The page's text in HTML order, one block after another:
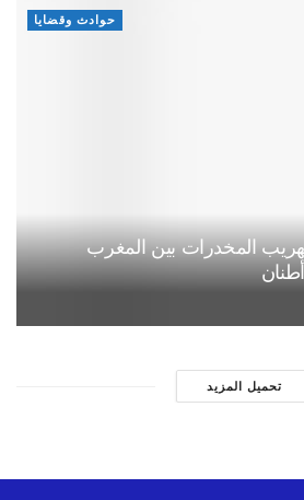
حوادث وقضايا
المخدرات بين المغرب
تحميل المزيد